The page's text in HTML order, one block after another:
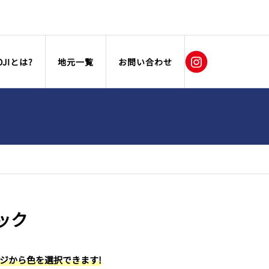
とは? 地元一覧 お問い合わせ
ク
から色を選択できます!